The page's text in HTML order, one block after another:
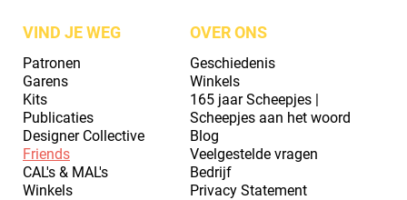
VIND JE WEG
Patronen
Garens
Kits
Publicaties
Designer Collective
Friends
CAL's & MAL's
Winkels
OVER ONS
Geschiedenis
Winkels
165 jaar Scheepjes |
Scheepjes aan het woord
Blog
Veelgestelde vragen
Bedrijf
Privacy Statement